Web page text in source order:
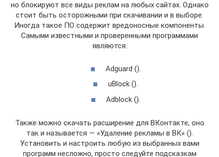
но блокируют все виды реклам на любых сайтах. Однако
стоит быть осторожными при скачивании и в выборе.
Иногда такое ПО содержит вредоносные компоненты.
Самыми известными и проверенными программами
являются:
Adguard ().
uBlock ().
Adblock ().
Также можно скачать расширение для ВКонтакте, оно
так и называется — «Удаление рекламы в ВК» ().
Установить и настроить любую из выбранных вами
программ несложно, просто следуйте подсказкам